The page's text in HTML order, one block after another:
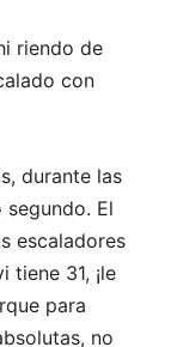
riendo de
con
durante las
El
escaladores
tiene 31, ¡le
para
no